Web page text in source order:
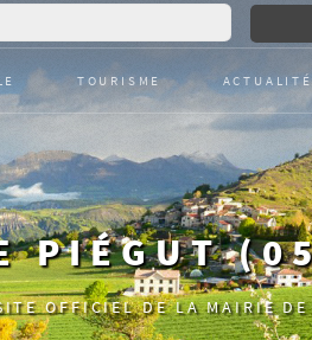
PIÉGUT
OFFICIEL DE LA MAIRIE
TOURISME